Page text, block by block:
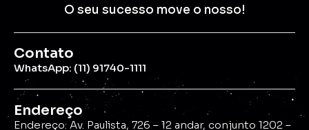
O seu sucesso move o nosso!
Contato
WhatsApp: (11) 91740-1111
Endereço
Endereço: Av. Paulista, 726 – 12 andar, conjunto 1202 –